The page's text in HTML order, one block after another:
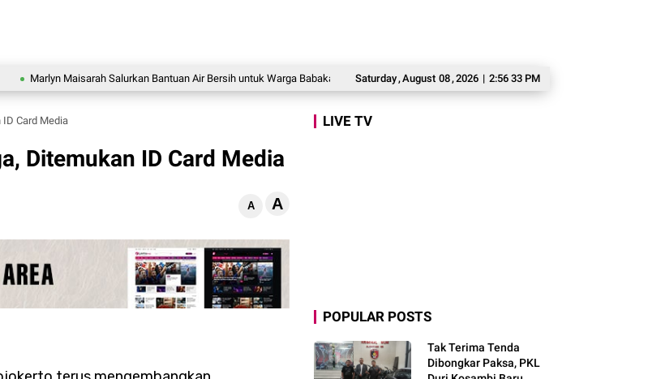
Saturday,August 08,2026 | 2:56 34 PM
Maisarah Salurkan Bantuan Air Bersih untuk Warga Babakan Madang Prabowo: Kepemimpinan Tak Bisa Dihadiahkan, Lahir Lewat
Card Media
Ditemukan ID Card Media
A A
LIVE TV
POPULAR POSTS
Tak Terima Tenda
Dibongkar Paksa, PKL